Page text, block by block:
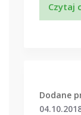
Czytaj
Dodane